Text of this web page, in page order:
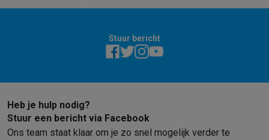
Stuur bericht
Heb je hulp nodig?
Stuur een bericht via Facebook
Ons team staat klaar om je zo snel mogelijk verder te